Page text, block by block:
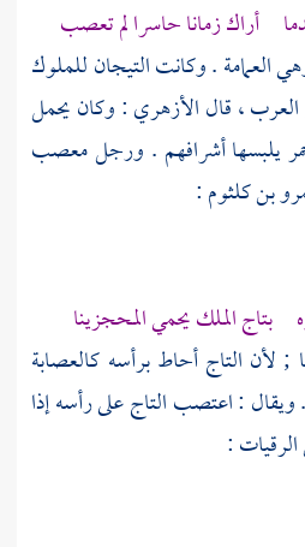
أراك زمانا حاسرا لم تعصب
العمامة . وكانت التيجان للملوك
العرب ، قالالأزهري: وكان يحمل
حمر يلبسها أشرافهم . ورجل معصب
بن كلثوم:
الملك يحمي المحجزينا
لأن التاج أحاط برأسه كالعصابة
: اعتصب التاج على رأسه إذا
: